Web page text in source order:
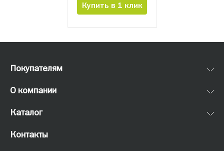
Купить в 1 клик
Покупателям
О компании
Каталог
Контакты